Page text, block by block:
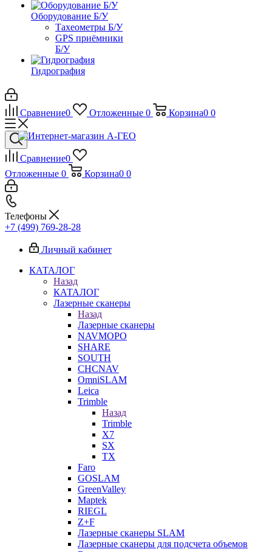
Оборудование Б/У
Тахеометры Б/У
GPS приёмники
Б/У
Гидрография
Сравнение0 Отложенные 0 Корзина0 0
Сравнение0
Отложенные 0 Корзина0 0
Телефоны
+7 (499) 769-28-28
Личный кабинет
КАТАЛОГ
Назад
КАТАЛОГ
Лазерные сканеры
Назад
Лазерные сканеры
NAVMOPO
SHARE
SOUTH
CHCNAV
OmniSLAM
Leica
Trimble
Назад
Trimble
X7
SX
TX
Faro
GOSLAM
GreenValley
Maptek
RIEGL
Z+F
Лазерные сканеры SLAM
Лазерные сканеры для подсчета объемов